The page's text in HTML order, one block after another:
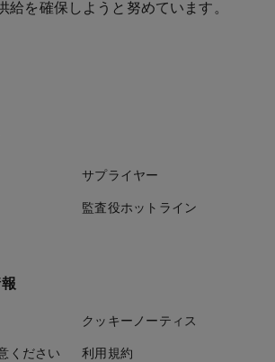
給を確保しようと努めています。
サプライヤー
監査役ホットライン
クッキーノーティス
ください 利用規約